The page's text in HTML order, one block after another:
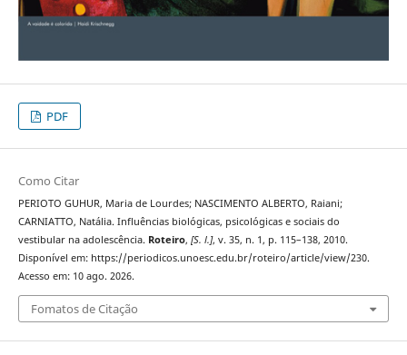
PDF
Como Citar
PERIOTO GUHUR, Maria de Lourdes; NASCIMENTO ALBERTO, Raiani;
CARNIATTO, Natália. Influências biológicas, psicológicas e sociais do
vestibular na adolescência. Roteiro, [S. l.], v. 35, n. 1, p. 115–138, 2010.
Disponível em: https://periodicos.unoesc.edu.br/roteiro/article/view/230.
Acesso em: 10 ago. 2026.
Fomatos de Citação